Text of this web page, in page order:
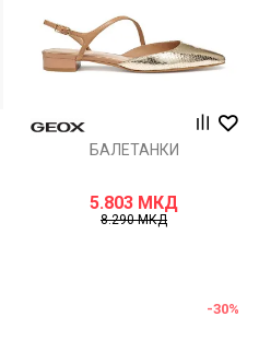
БАЛЕТАНКИ
5.803 МКД
8.290МКД
-30%